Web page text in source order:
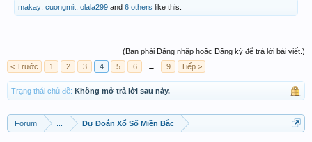
makay cuongmit olala299 and 6 others like this.
(Bạn phải Đăng nhập hoặc Đăng ký để trả lời bài viết.)
< Trước
1 2 3 4 5 6 → 9 Tiếp >
Trạng thái chủ đề: Không mở trả lời sau này.
Forum Dự Đoán Xổ Số Miền Bắc